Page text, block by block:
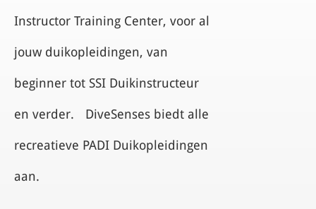
Instructor Training Center, voor al
jouw duikopleidingen, van
beginner tot SSI Duikinstructeur
en verder. DiveSenses biedt alle
recreatieve PADI Duikopleidingen
aan.